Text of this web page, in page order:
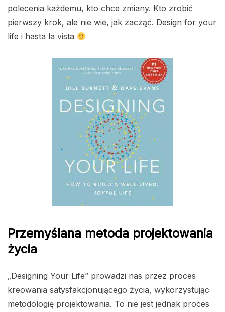
polecenia każdemu, kto chce zmiany. Kto zrobić
pierwszy krok, ale nie wie, jak zacząć. Design for your
life i hasta la vista
Przemyślana metoda projektowania
życia
„Designing Your Life” prowadzi nas przez proces
kreowania satysfakcjonującego życia, wykorzystując
metodologię projektowania. To nie jest jednak proces